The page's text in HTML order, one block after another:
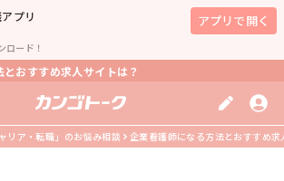
プリ
ロード！
アプリで開く
おすすめ求人サイトは？
ャリア・転職」のお悩み相談 企業看護師になる方法とおすすめ求